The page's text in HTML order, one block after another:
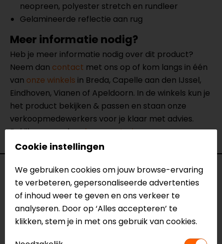
neopreen, polyester stretch en rundleer
Gelamineerde reflectie aan rug
Meer informatie nodig?
Heb je meer informatie nodig over dit product?
Neem dan contact met ons op of kom langs in één
van onze winkels in Breda, Capelle aan den IJssel,
Eindhoven, Vianen of Apeldoorn. In de winkels kun je
het product bekijken & passen en staan onze
verkoopmedewerkers voor je klaar met advies.
Bekijk onze andereleren motorjassen.
Specificaties
Naam
Xena 4 Dames Motorjas
Model
154217
Merk
REV'IT!
Cookie instellingen
We gebruiken cookies om jouw browse-ervaring
te verbeteren, gepersonaliseerde advertenties
of inhoud weer te geven en ons verkeer te
analyseren. Door op ‘Alles accepteren’ te
klikken, stem je in met ons gebruik van cookies.